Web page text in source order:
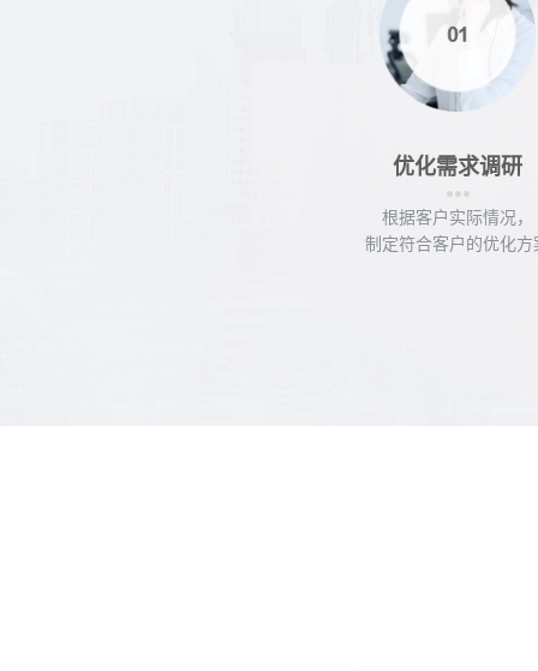
上海爱朴环保科技
化，关键词排名
优化周期：
优化需求调研
根据客户实际情况，
制定符合客户的优化方